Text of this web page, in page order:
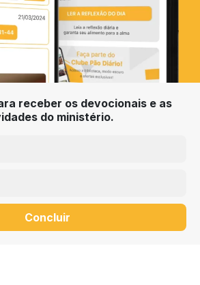
receber os devocionais e as
do ministério.
Concluir